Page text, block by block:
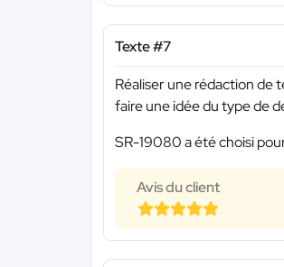
Texte #7
Réaliser une rédaction de
faire une idée du type de
SR-19080 a été choisi
Avis du client